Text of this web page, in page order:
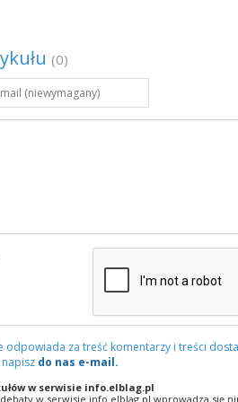
(0)
odpowiada za treść komentarzy i treści
napisz do nas e-mail.
w serwisie info.elblag.pl
w serwisie info.elblag.pl wprowadza się